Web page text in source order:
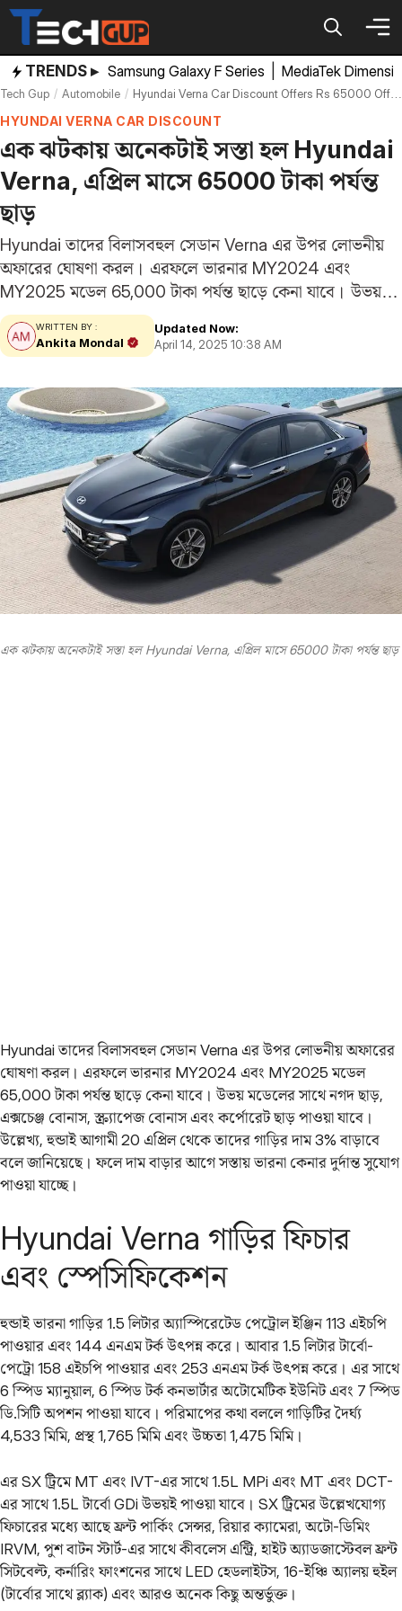
Skip
content
TRENDS ▸ Samsung Galaxy F Series MediaTek
Tech Gup Automobile Hyundai Verna Car Discount Offers Rs 65000 Off In April 2025
HYUNDAI VERNA CAR DISCOUNT
এক ঝটকায় অনেকটাই সস্তা হল Hyundai
Verna, এপ্রিল মাসে 65000 টাকা পর্যন্ত
ছাড়
Hyundai তাদের বিলাসবহুল সেডান Verna এর উপর লোভনীয়
অফারের ঘোষণা করল। এরফলে ভারনার MY2024 এবং
MY2025 মডেল 65,000 টাকা পর্যন্ত ছাড়ে কেনা যাবে। উভয়
মডেলের সাথে নগদ ছাড়, এক্সচেঞ্জ বোনাস, স্ক্র্যাপেজ বোনাস এবং
কর্পোরেট ছাড় পাওয়া যাবে। উল্লেখ্য, হুন্ডাই আগামী…
WRITTEN BY :
Ankita Mondal
Updated Now:
April 14, 2025 10:38 AM
এক ঝটকায় অনেকটাই সস্তা হল Hyundai Verna, এপ্রিল মাসে 65000 টাকা পর্যন্ত ছাড়
Hyundai তাদের বিলাসবহুল সেডান Verna এর উপর লোভনীয় অফারের
ঘোষণা করল। এরফলে ভারনার MY2024 এবং MY2025 মডেল
65,000 টাকা পর্যন্ত ছাড়ে কেনা যাবে। উভয় মডেলের সাথে নগদ ছাড়,
এক্সচেঞ্জ বোনাস, স্ক্র্যাপেজ বোনাস এবং কর্পোরেট ছাড় পাওয়া যাবে।
উল্লেখ্য, হুন্ডাই আগামী 20 এপ্রিল থেকে তাদের গাড়ির দাম 3% বাড়াবে
বলে জানিয়েছে। ফলে দাম বাড়ার আগে সস্তায় ভারনা কেনার দুর্দান্ত সুযোগ
পাওয়া যাচ্ছে।
Hyundai Verna গাড়ির ফিচার
এবং স্পেসিফিকেশন
হুন্ডাই ভারনা গাড়ির 1.5 লিটার অ্যাস্পিরেটেড পেট্রোল ইঞ্জিন 113 এইচপি
পাওয়ার এবং 144 এনএম টর্ক উৎপন্ন করে। আবার 1.5 লিটার টার্বো-
পেট্রো 158 এইচপি পাওয়ার এবং 253 এনএম টর্ক উৎপন্ন করে। এর সাথে
6 স্পিড ম্যানুয়াল, 6 স্পিড টর্ক কনভার্টার অটোমেটিক ইউনিট এবং 7 স্পিড
ডি.সিটি অপশন পাওয়া যাবে। পরিমাপের কথা বললে গাড়িটির দৈর্ঘ্য
4,533 মিমি, প্রস্থ 1,765 মিমি এবং উচ্চতা 1,475 মিমি।
এর SX ট্রিমে MT এবং IVT-এর সাথে 1.5L MPi এবং MT এবং DCT-
এর সাথে 1.5L টার্বো GDi উভয়ই পাওয়া যাবে। SX ট্রিমের উল্লেখযোগ্য
ফিচারের মধ্যে আছে ফ্রন্ট পার্কিং সেন্সর, রিয়ার ক্যামেরা, অটো-ডিমিং
IRVM, পুশ বাটন স্টার্ট-এর সাথে কীবলেস এন্ট্রি, হাইট অ্যাডজাস্টেবল ফ্রন্ট
সিটবেল্ট, কর্নারিং ফাংশনের সাথে LED হেডলাইটস, 16-ইঞ্চি অ্যালয় হুইল
(টার্বোর সাথে ব্ল্যাক) এবং আরও অনেক কিছু অন্তর্ভুক্ত।